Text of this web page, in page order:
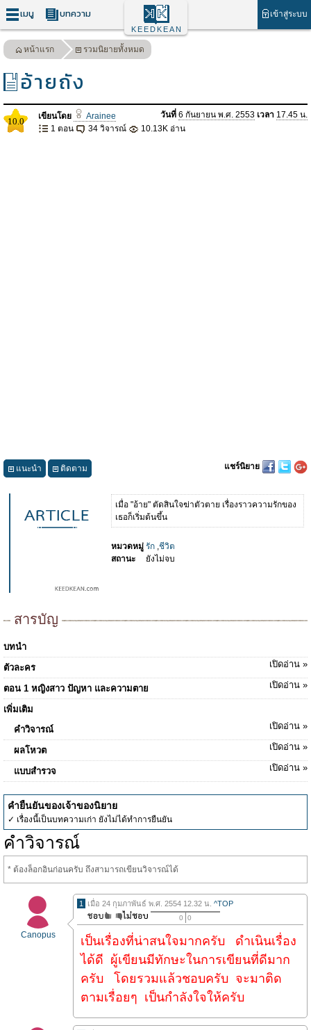
เมนู บทความ เข้าสู่ระบบ
KEEDKEAN
หน้าแรก รวมนิยายทั้งหมด
อ้ายถัง
10.0 เขียนโดย Arainee วันที่ 6 กันยายน พ.ศ. 2553 เวลา 17.45 น.
1 ตอน
34 วิจารณ์ 10.13K อ่าน
แนะนำ ติดตาม แชร์นิยาย
เมื่อ "อ้าย" ตัดสินใจฆ่าตัวตาย เรื่องราวความรักของ
เธอก็เริ่มต้นขึ้น
หมวดหมู่ รัก ,ชีวิต
สถานะ
ยังไม่จบ
สารบัญ
บทนำ
ตัวละคร
เปิดอ่าน »
ตอน 1 หญิงสาว ปัญหา และความตาย เปิดอ่าน »
เพิ่มเติม
คำวิจารณ์
เปิดอ่าน »
ผลโหวต เปิดอ่าน »
แบบสำรวจ เปิดอ่าน »
คำยืนยันของเจ้าของนิยาย
✓ เรื่องนี้เป็นบทความเก่า ยังไม่ได้ทำการยืนยัน
คำวิจารณ์
* ต้องล็อกอินก่อนครับ ถึงสามารถเขียนวิจารณ์ได้
Canopus
1 เมื่อ 24 กุมภาพันธ์ พ.ศ. 2554 12.32 น. ^TOP
0 0
เป็นเรื่องที่น่าสนใจมากครับ ดำเนินเรื่อง
ได้ดี ผู้เขียนมีทักษะในการเขียนที่ดีมาก
ครับ โดยรวมแล้วชอบครับ จะมาติด
ตามเรื่อยๆ เป็นกำลังใจให้ครับ